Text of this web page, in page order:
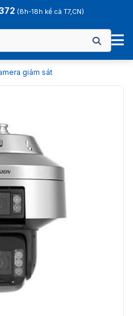
(8h-18h kể cả T7,CN)
giám sát